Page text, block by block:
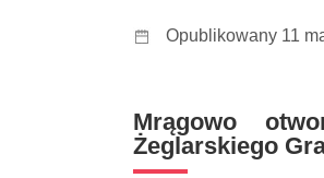
Opublikowany 11
Mrągowo
Żeglarskiego